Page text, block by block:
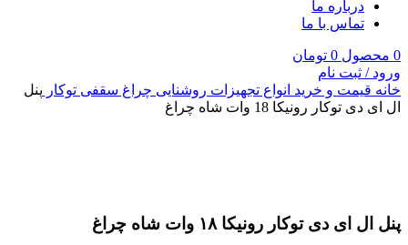
درباره ما
تماس با ما
0 محصول 0 تومان
ورود / ثبت نام
خانه قیمت و خرید انواع تجهیزات روشنایی چراغ سقفی توکار پنل
ال ای دی توکار رونیکا 18 وات شاه چراغ
پنل ال ای دی توکار رونیکا ۱۸ وات شاه چراغ